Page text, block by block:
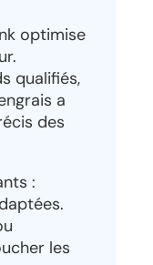
optimise
qualifiés,
a
des
:
les